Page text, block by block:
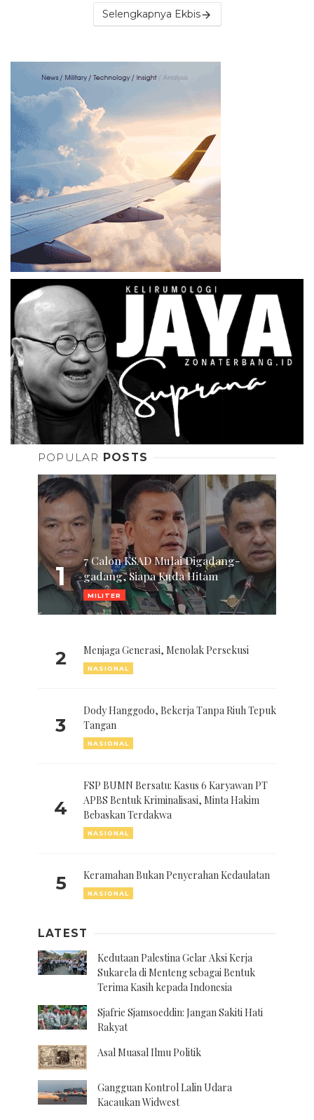
Selengkapnya Ekbis
POPULAR POSTS
1
7 Calon KSAD Mulai Digadang-
gadang, Siapa Kuda Hitam
MILITER
2 Menjaga Generasi, Menolak Persekusi
NASIONAL
3
Dody Hanggodo, Bekerja Tanpa Riuh Tepuk
Tangan
NASIONAL
4
FSP BUMN Bersatu: Kasus 6 Karyawan PT
APBS Bentuk Kriminalisasi, Minta Hakim
Bebaskan Terdakwa
NASIONAL
5 Keramahan Bukan Penyerahan Kedaulatan
NASIONAL
LATEST
Kedutaan Palestina Gelar Aksi Kerja
Sukarela di Menteng sebagai Bentuk
Terima Kasih kepada Indonesia
Sjafrie Sjamsoeddin: Jangan Sakiti Hati
Rakyat
Asal Muasal Ilmu Politik
Gangguan Kontrol Lalin Udara
Kacaukan Widwest